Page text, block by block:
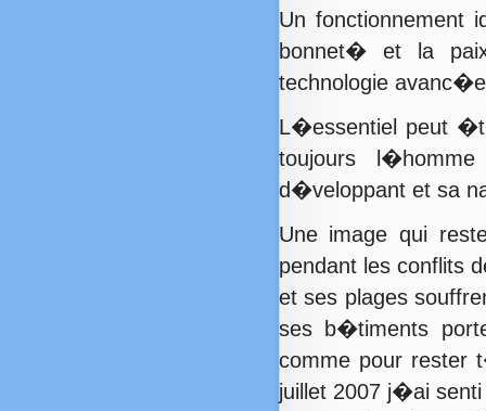
Un
bonnet� et la
technologie
L�essentiel peut
toujours
d�veloppant et sa
Une image qui
pendant les conflits
et ses plages
ses b�timents
comme pour
juillet 2007 j�ai